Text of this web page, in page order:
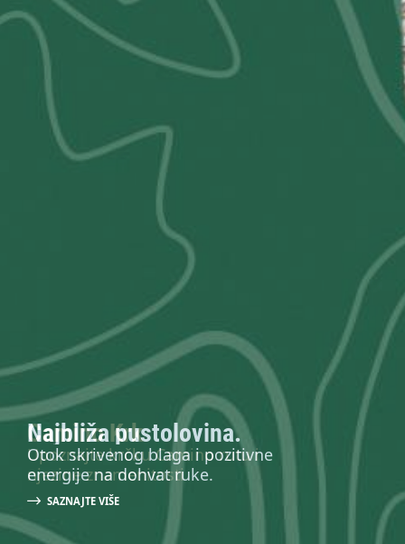
Krk Outdoor brošura
Preuzmite brošuru i istražite
ljepotu otoka Krka
SAZNAJTE VIŠE
Najbliža pustolovina.
Otok skrivenog blaga i pozitivne
energije na dohvat ruke.
SAZNAJTE VIŠE
Camino Krk
Upoznajte krčku Camino rutu i
njezine znamenitosti
SAZNAJTE VIŠE